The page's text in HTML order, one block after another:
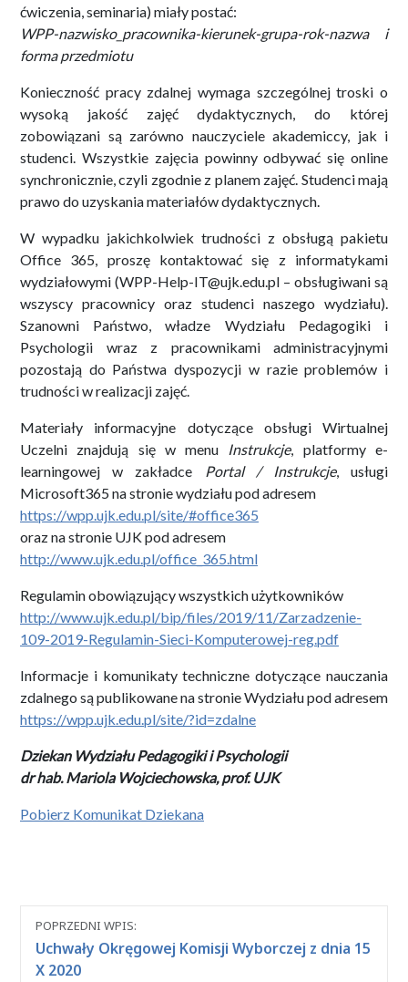
ćwiczenia, seminaria) miały postać:
WPP-nazwisko_pracownika-kierunek-grupa-rok-nazwa i
forma przedmiotu
Konieczność pracy zdalnej wymaga szczególnej troski o
wysoką jakość zajęć dydaktycznych, do której
zobowiązani są zarówno nauczyciele akademiccy, jak i
studenci. Wszystkie zajęcia powinny odbywać się online
synchronicznie, czyli zgodnie z planem zajęć. Studenci mają
prawo do uzyskania materiałów dydaktycznych.
W wypadku jakichkolwiek trudności z obsługą pakietu
Office 365, proszę kontaktować się z informatykami
wydziałowymi (WPP-Help-IT@ujk.edu.pl – obsługiwani są
wszyscy pracownicy oraz studenci naszego wydziału).
Szanowni Państwo, władze Wydziału Pedagogiki i
Psychologii wraz z pracownikami administracyjnymi
pozostają do Państwa dyspozycji w razie problemów i
trudności w realizacji zajęć.
Materiały informacyjne dotyczące obsługi Wirtualnej
Uczelni znajdują się w menu Instrukcje, platformy e-
learningowej w zakładce
Portal / Instrukcje, usługi
Microsoft365 na stronie wydziału pod adresem
https://wpp.ujk.edu.pl/site/#office365
oraz na stronie UJK pod adresem
http://www.ujk.edu.pl/office_365.html
Regulamin obowiązujący wszystkich użytkowników
http://www.ujk.edu.pl/bip/files/2019/11/Zarzadzenie-
109-2019-Regulamin-Sieci-Komputerowej-reg.pdf
Informacje i komunikaty techniczne dotyczące nauczania
zdalnego są publikowane na stronie Wydziału pod adresem
https://wpp.ujk.edu.pl/site/?id=zdalne
Dziekan Wydziału Pedagogiki i Psychologii
dr hab. Mariola Wojciechowska, prof. UJK
Pobierz Komunikat Dziekana
Nawigacja
między
wpisami
POPRZEDNI WPIS:
Uchwały Okręgowej Komisji Wyborczej z dnia 15
X 2020